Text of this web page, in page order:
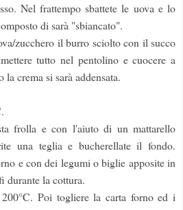
Nel frattempo sbattete le uova e lo
di sarà "sbiancato".
zucchero il burro sciolto con il succo
tutto nel pentolino e cuocere a
crema si sarà addensata.
frolla e con l'aiuto di un mattarello
una teglia e bucherellate il fondo.
e con dei legumi o biglie apposite in
durante la cottura.
Poi togliere la carta forno ed i